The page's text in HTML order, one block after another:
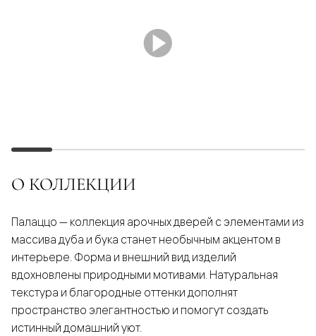
О КОЛЛЕКЦИИ
Палаццо — коллекция арочных дверей с элементами из
массива дуба и бука станет необычным акцентом в
интерьере. Форма и внешний вид изделий
вдохновлены природными мотивами. Натуральная
текстура и благородные оттенки дополнят
пространство элегантностью и помогут создать
истинный домашний уют.